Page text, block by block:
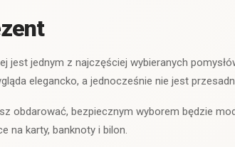
jest jednym z najczęściej wybieranych
elegancko, a jednocześnie nie jest
obdarować, bezpiecznym wyborem będzie
na karty, banknoty i bilon.